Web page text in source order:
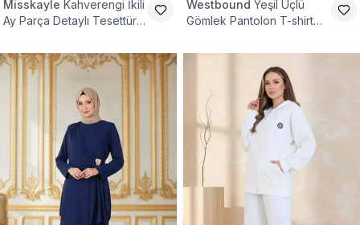
Misskayle Kahverengi İkili
Ay Parça Detaylı Tesettür
Westbound Yeşil Üçlü
Gömlek Pantolon T-shirt